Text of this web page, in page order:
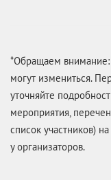
*Обращаем внимание:
могут измениться.
уточняйте
мероприятия,
список участников)
у организаторов.